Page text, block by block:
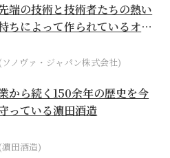
端の技術と技術者たちの熱い
ちによって作られているオー
ソノヴァ・ジャパン株式会社)
から続く150余年の歴史を今
っている濵田酒造
濵田酒造)